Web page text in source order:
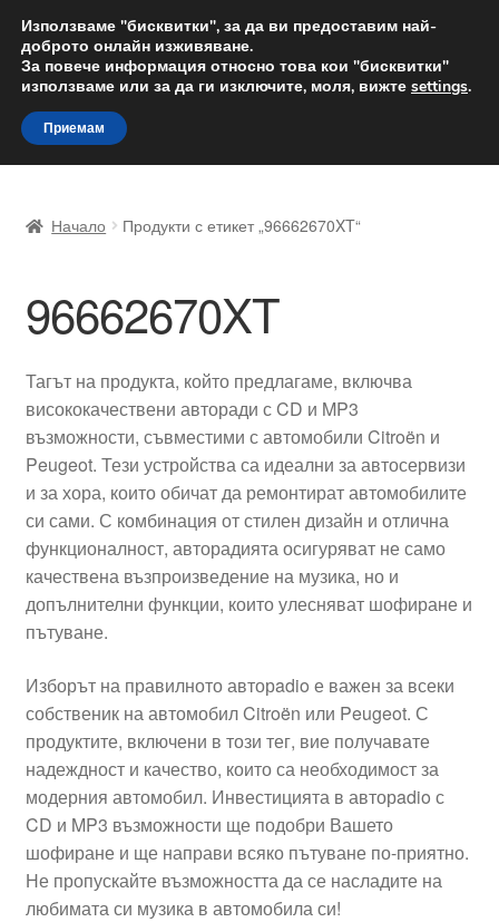
ДОСТАВКА от 12 лв.
Доставка по целия свят
Skip
to
navigation
Skip
to
content
Доставка по целия свят
Жалби
Количка
Контакт
Моята сметка
Плащанията
Правила и условия
Процедура за рекламации
Разгледайте
Транспорт
Начало Продукти с етикет „96662670XT“
96662670XT
Тагът на продукта, който предлагаме, включва
висококачествени авторади с CD и MP3
възможности, съвместими с автомобили Citroën и
Peugeot. Тези устройства са идеални за автосервизи
и за хора, които обичат да ремонтират автомобилите
си сами. С комбинация от стилен дизайн и отлична
функционалност, авторадията осигуряват не само
качествена възпроизведение на музика, но и
допълнителни функции, които улесняват шофиране и
пътуване.
Изборът на правилното авторadio е важен за всеки
собственик на автомобил Citroën или Peugeot. С
продуктите, включени в този тег, вие получавате
надеждност и качество, които са необходимост за
модерния автомобил. Инвестицията в авторadio с
CD и MP3 възможности ще подобри Вашето
шофиране и ще направи всяко пътуване по-приятно.
Не пропускайте възможността да се насладите на
любимата си музика в автомобила си!
Използваме "бисквитки", за да ви предоставим най-
доброто онлайн изживяване.
За повече информация относно това кои "бисквитки"
използваме или за да ги изключите, моля, вижте settings.
Приемам